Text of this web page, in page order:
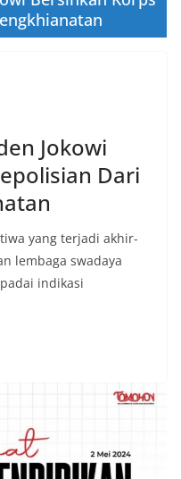
Jokowi
Dari
yang terjadi akhir-
lembaga swadaya
indikasi